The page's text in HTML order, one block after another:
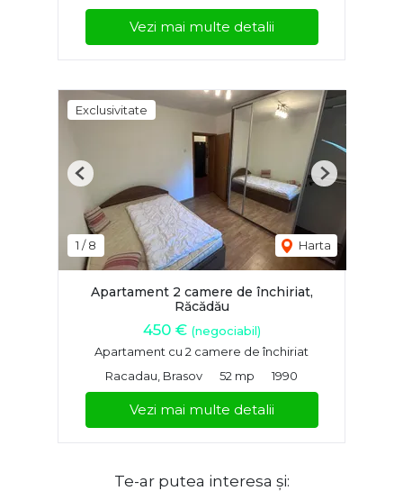
Vezi mai multe detalii
Exclusivitate
1 /8 Harta
Previous Next
Apartament 2 camere de închiriat,
Răcădău
450 € (negociabil)
Apartament cu 2 camere de închiriat
Racadau, Brasov
52 mp 1990
Vezi mai multe detalii
Te-ar putea interesa și: